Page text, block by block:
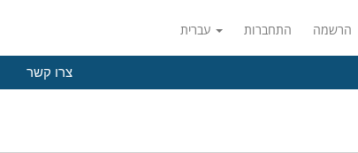
התחברות הרשמה
צרו קשר